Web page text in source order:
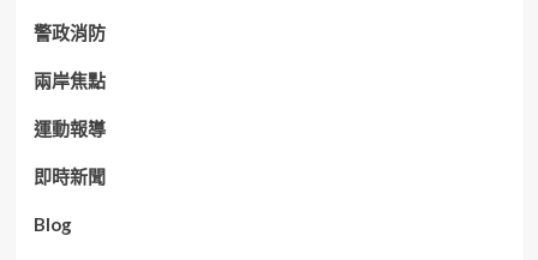
警政消防
兩岸焦點
運動報導
即時新聞
Blog